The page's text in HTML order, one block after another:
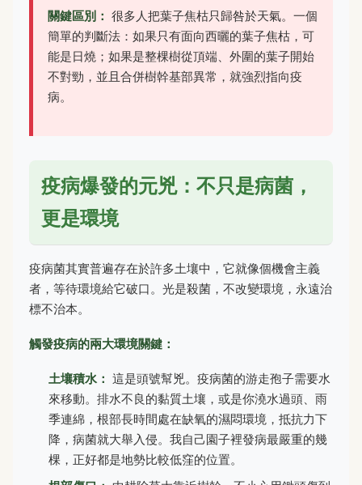
關鍵區別： 很多人把葉子焦枯只歸咎於天氣。一個
簡單的判斷法：如果只有面向西曬的葉子焦枯，可
能是日燒；如果是整棵樹從頂端、外圍的葉子開始
不對勁，並且合併樹幹基部異常，就強烈指向疫
病。
疫病爆發的元兇：不只是病菌，
更是環境
疫病菌其實普遍存在於許多土壤中，它就像個機會主義
者，等待環境給它破口。光是殺菌，不改變環境，永遠治
標不治本。
觸發疫病的兩大環境關鍵：
土壤積水： 這是頭號幫兇。疫病菌的游走孢子需要水
來移動。排水不良的黏質土壤，或是你澆水過頭、雨
季連綿，根部長時間處在缺氧的濕悶環境，抵抗力下
降，病菌就大舉入侵。我自己園子裡發病最嚴重的幾
棵，正好都是地勢比較低窪的位置。